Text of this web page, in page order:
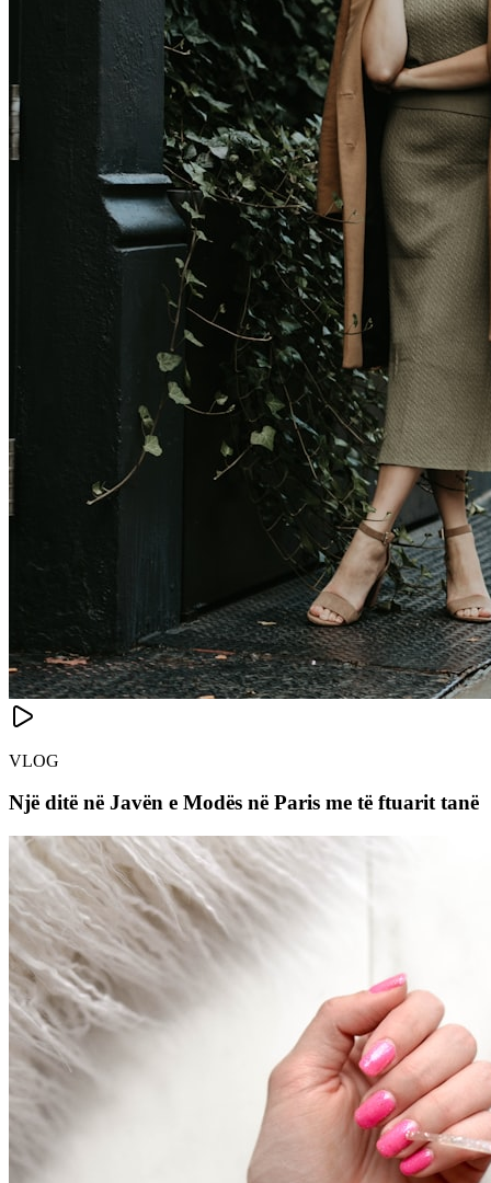
VLOG
Një ditë në Javën e Modës në Paris me të ftuarit tanë